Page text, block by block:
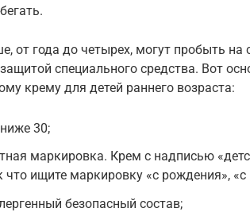
от года до четырех, могут пробыть на
специального средства. Вот
крему для детей раннего возраста:
30;
маркировка. Крем с надписью
что ищите маркировку «с рождения», «с
безопасный состав;